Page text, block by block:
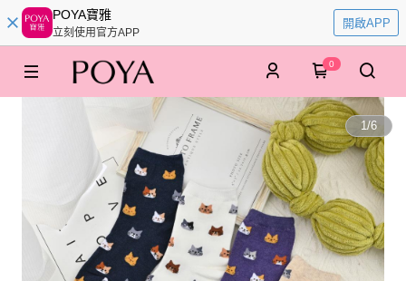
POYA寶雅
立刻使用官方APP
開啟APP
0
1/6